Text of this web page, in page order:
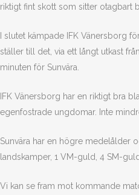
riktigt fint skott som sitter otagbart
I slutet kämpade IFK Vänersborg
ställer till det, via ett långt utkast
minuten för Sunvära.
IFK Vänersborg har en riktigt bra
egenfostrade ungdomar. Inte
Sunvära har en högre medelålder
landskamper, 1 VM-guld, 4 SM-
Vi kan se fram mot kommande